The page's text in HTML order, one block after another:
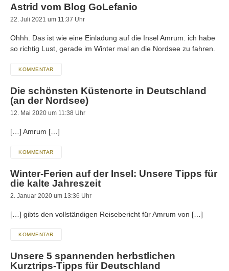
Astrid vom Blog GoLefanio
22. Juli 2021 um 11:37 Uhr
Ohhh. Das ist wie eine Einladung auf die Insel Amrum. ich habe
so richtig Lust, gerade im Winter mal an die Nordsee zu fahren.
KOMMENTAR
Die schönsten Küstenorte in Deutschland
(an der Nordsee)
12. Mai 2020 um 11:38 Uhr
[…] Amrum […]
KOMMENTAR
Winter-Ferien auf der Insel: Unsere Tipps für
die kalte Jahreszeit
2. Januar 2020 um 13:36 Uhr
[…] gibts den vollständigen Reisebericht für Amrum von […]
KOMMENTAR
Unsere 5 spannenden herbstlichen
Kurztrips-Tipps für Deutschland